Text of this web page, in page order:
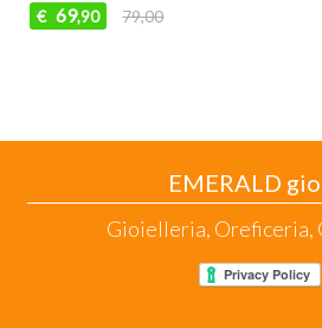
€ 69,90 79,00
EMERALD
Gioielleria, Oreficeria,